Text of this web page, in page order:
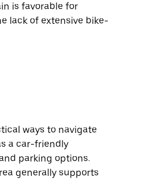
is favorable for
lack of extensive bike-
ways to navigate
a car-friendly
parking options.
generally supports